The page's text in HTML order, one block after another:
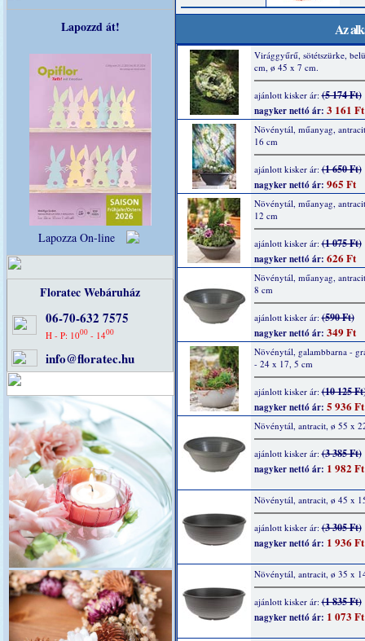
Lapozzd át!
Lapozza On-line
Floratec Webáruház
06-70-632 7575
H - P: 1000 - 1400
info@floratec.hu
Az
Virággyűrű, sötétszürke,
cm, ø 45 x 7 cm.
ajánlott kisker ár:(5 174 Ft)
nagyker nettó ár: 3 161 Ft
Növénytál, műanyag,
16 cm
ajánlott kisker ár:(1 650 Ft)
nagyker nettó ár: 965 Ft
Növénytál, műanyag,
12 cm
ajánlott kisker ár:(1 075 Ft)
nagyker nettó ár: 626 Ft
Növénytál, műanyag,
8 cm
ajánlott kisker ár:(590 Ft)
nagyker nettó ár: 349 Ft
Növénytál, galambbarna -
- 24 x 17, 5 cm
ajánlott kisker ár:(10 125
nagyker nettó ár: 5 936 Ft
Növénytál, antracit, ø 55 x
ajánlott kisker ár:(3 385 Ft)
nagyker nettó ár: 1 982 Ft
Növénytál, antracit, ø 45 x
ajánlott kisker ár:(3 305 Ft)
nagyker nettó ár: 1 936 Ft
Növénytál, antracit, ø 35 x
ajánlott kisker ár:(1 835 Ft)
nagyker nettó ár: 1 073 Ft